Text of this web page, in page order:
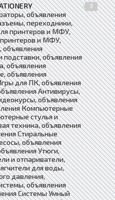
3
объявления
переходники,
принтеров и МФУ,
принтеров и МФУ,
объявления
объявления
объявления
объявления
для ПК, объявления
Антивирусы,
объявления
Компьютерные
стулья и
техника, объявления
Стиральные
объявления
Утюги,
и отпариватели,
для воды,
давления,
объявления
Системы Умный